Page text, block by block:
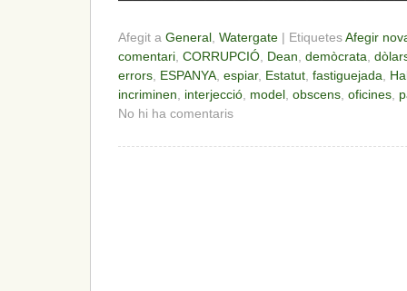
Afegit a General, Watergate | EtiquetesAfegir
comentari, CORRUPCIÓ, Dean, demòcrata,
errors, ESPANYA, espiar, Estatut, fastiguejada,
incriminen, interjecció, model, obscens, oficines,
No hi ha comentaris